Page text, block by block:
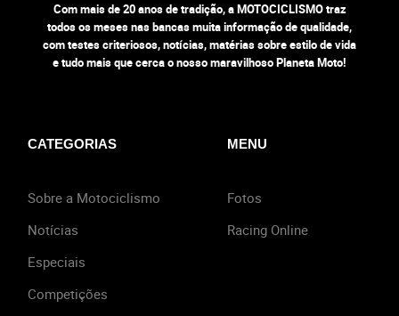
Com mais de 20 anos de tradição, a MOTOCICLISMO traz
todos os meses nas bancas muita informação de qualidade,
com testes criteriosos, notícias, matérias sobre estilo de vida
e tudo mais que cerca o nosso maravilhoso Planeta Moto!
CATEGORIAS
Sobre a Motociclismo
Notícias
Especiais
Competições
MENU
Fotos
Racing Online